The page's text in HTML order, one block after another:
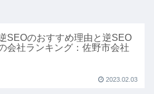
SEOのおすすめ理由と逆SEO
会社ランキング：佐野市会社
2023.02.03